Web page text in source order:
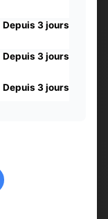
Depuis 3 jours
Depuis 3 jours
Depuis 3 jours